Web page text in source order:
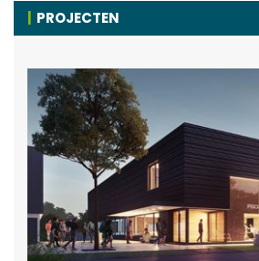
PROJECTEN